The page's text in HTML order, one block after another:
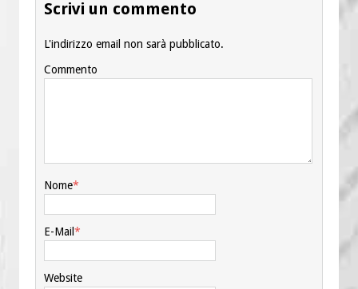
Scrivi un commento
L'indirizzo email non sarà pubblicato.
Commento
Nome*
E-Mail*
Website